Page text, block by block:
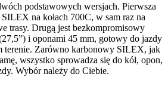
podstawowych wersjach. Pierwsza
na kołach 700C, w sam raz na
trasy. Drugą jest bezkompromisowy
i oponami 45 mm, gotowy do jazdy
terenie. Zarówno karbonowy SILEX, jak
wszystko sprowadza się do kół, opon,
Wybór należy do Ciebie.